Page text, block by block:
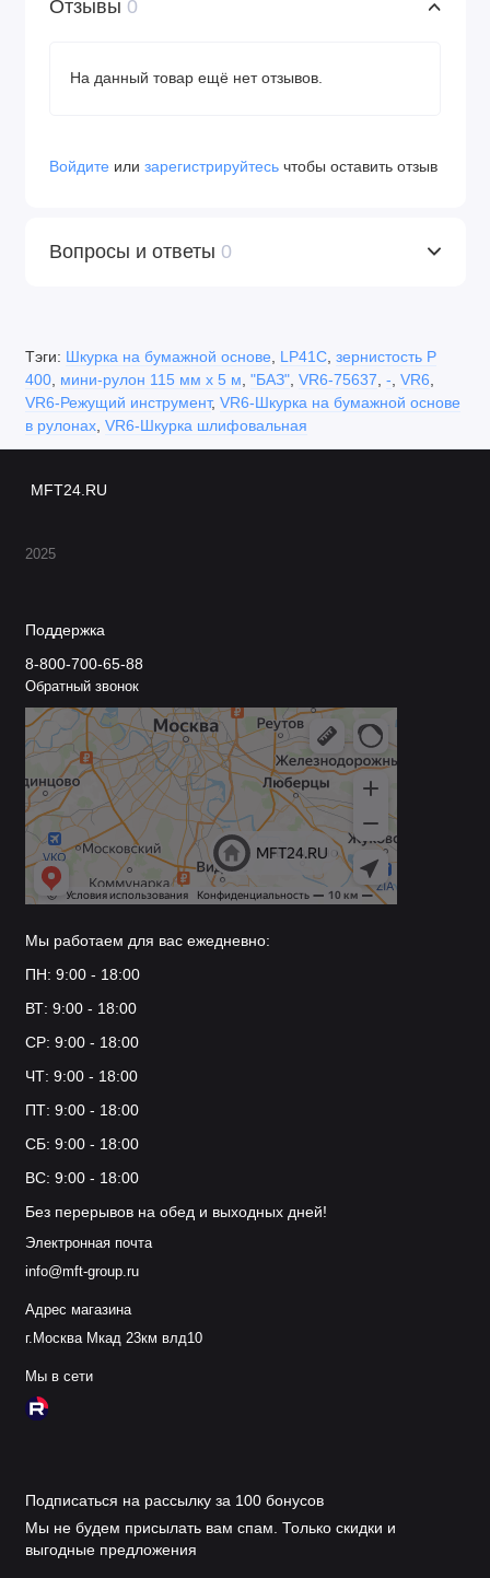
Отзывы 0
На данный товар ещё нет отзывов.
Войдите или зарегистрируйтесь чтобы оставить отзыв
Вопросы и ответы 0
Тэги: Шкурка на бумажной основе LP41C, зернистость Р
400, мини-рулон 115 мм х 5 м "БАЗ", VR6-75637 - VR6
VR6-Режущий инструмент, VR6-Шкурка на бумажной основе
в рулонах, VR6-Шкурка шлифовальная
MFT24.RU
2025
Поддержка
8-800-700-65-88
Обратный звонок
Мы работаем для вас ежедневно:
ПН: 9:00 - 18:00
ВТ: 9:00 - 18:00
СР: 9:00 - 18:00
ЧТ: 9:00 - 18:00
ПТ: 9:00 - 18:00
СБ: 9:00 - 18:00
ВС: 9:00 - 18:00
Без перерывов на обед и выходных дней!
Электронная почта
info@mft-group.ru
Адрес магазина
г.Москва Мкад 23км влд10
Мы в сети
Подписаться на рассылку за 100 бонусов
Мы не будем присылать вам спам. Только скидки и
выгодные предложения